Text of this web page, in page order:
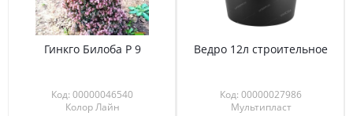
Гинкго Билоба Р 9
Код: 00000046540
Колор Лайн
Ведро 12л строительное
Код: 00000027986
Мультипласт